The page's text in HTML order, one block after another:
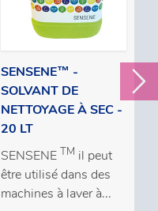
SENSENE™ -
SOLVANT DE
NETTOYAGE À SEC -
20 LT
SENSENE TM il peut
être utilisé dans des
machines à laver à...